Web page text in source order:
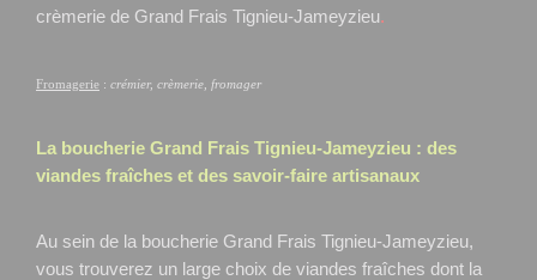
crèmerie de Grand Frais Tignieu-Jameyzieu.
Fromagerie : crémier, crèmerie, fromager
La boucherie Grand Frais Tignieu-Jameyzieu : des
viandes fraîches et des savoir-faire artisanaux
Au sein de la boucherie Grand Frais Tignieu-Jameyzieu,
vous trouverez un large choix de viandes fraîches dont la